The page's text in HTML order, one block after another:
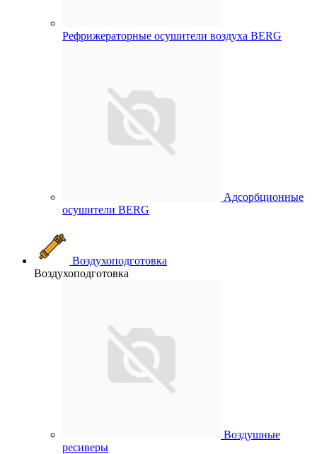
Рефрижераторные осушители воздуха BERG
Адсорбционные
осушители BERG
Воздухоподготовка
Воздухоподготовка
Воздушные
ресиверы